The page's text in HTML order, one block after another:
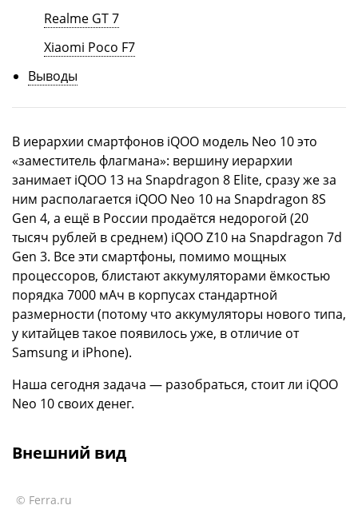
Realme GT 7
Xiaomi Poco F7
Выводы
В иерархии смартфонов iQOO модель Neo 10 это
«заместитель флагмана»: вершину иерархии
занимает iQOO 13 на Snapdragon 8 Elite, сразу же за
ним располагается iQOO Neo 10 на Snapdragon 8S
Gen 4, а ещё в России продаётся недорогой (20
тысяч рублей в среднем) iQOO Z10 на Snapdragon 7d
Gen 3. Все эти смартфоны, помимо мощных
процессоров, блистают аккумуляторами ёмкостью
порядка 7000 мАч в корпусах стандартной
размерности (потому что аккумуляторы нового типа,
у китайцев такое появилось уже, в отличие от
Samsung и iPhone).
Наша сегодня задача — разобраться, стоит ли iQOO
Neo 10 своих денег.
Внешний вид
© Ferra.ru